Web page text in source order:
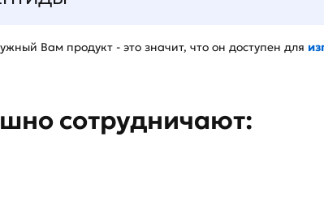
Вам продукт - это значит, что он доступен для
сотрудничают: